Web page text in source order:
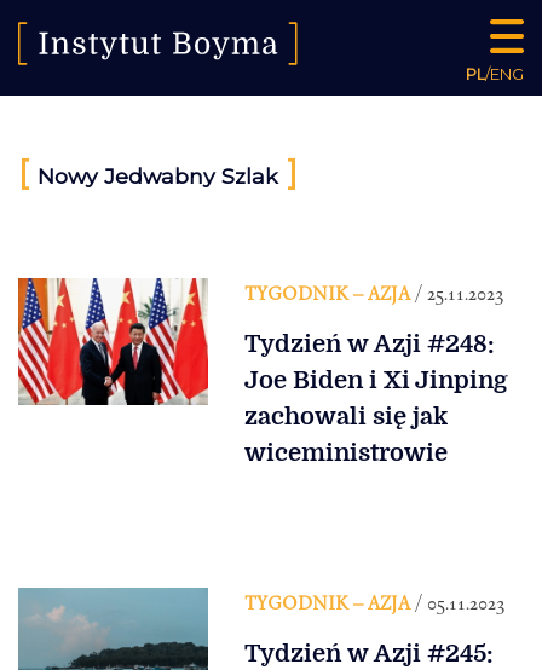
PL/ENG
[ Nowy Jedwabny Szlak]
TYGODNIK – AZJA/ 25.11.2023
Tydzień w Azji #248:
Joe Biden i Xi Jinping
zachowali się jak
wiceministrowie
TYGODNIK – AZJA/ 05.11.2023
Tydzień w Azji #245: